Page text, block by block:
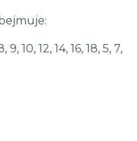
10, 12, 14, 16, 18, 5, 7,